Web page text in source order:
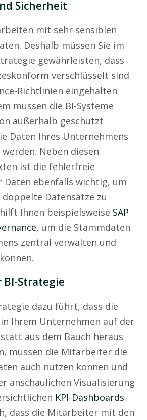
Sicherheit
mit sehr sensiblen
Deshalb müssen Sie im
gewährleisten, dass
verschlüsselt sind
Richtlinien eingehalten
müssen die BI-Systeme
außerhalb geschützt
Daten Ihres Unternehmens
Neben diesen
ist die fehlerfreie
Daten ebenfalls wichtig, um
Datensätze zu
Ihnen beispielsweise SAP
, um die Stammdaten
zentral verwalten und
BI-Strategie
dazu führt, dass die
Ihrem Unternehmen auf der
aus dem Bauch heraus
müssen die Mitarbeiter die
auch nutzen können und
anschaulichen Visualisierung
KPI-Dashboards
dass die Mitarbeiter mit den